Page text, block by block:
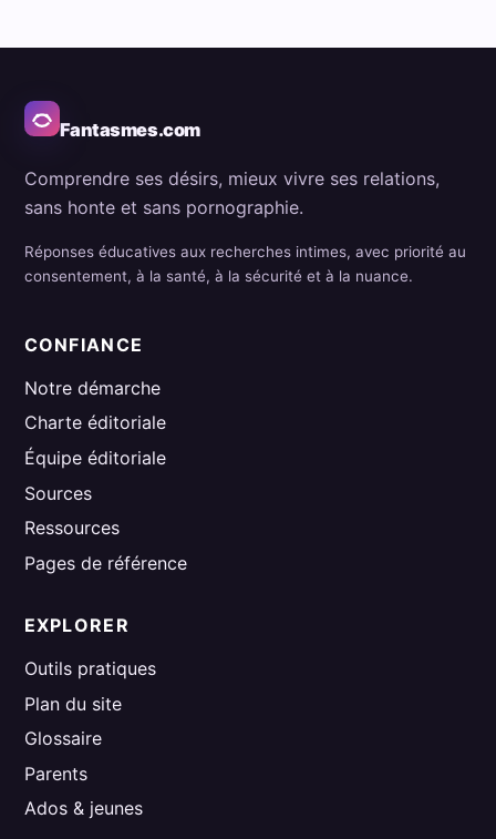
Fantasmes.com
Comprendre ses désirs, mieux vivre ses relations,
sans honte et sans pornographie.
Réponses éducatives aux recherches intimes, avec priorité au
consentement, à la santé, à la sécurité et à la nuance.
CONFIANCE
Notre démarche
Charte éditoriale
Équipe éditoriale
Sources
Ressources
Pages de référence
EXPLORER
Outils pratiques
Plan du site
Glossaire
Parents
Ados & jeunes